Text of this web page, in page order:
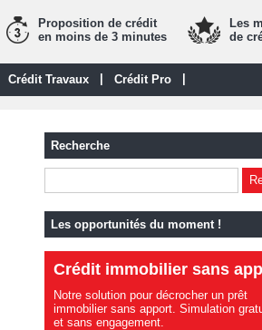
Les
de
Proposition de crédit
en moins de 3 minutes
Crédit Travaux Crédit Pro
Recherche
Les opportunités du moment !
Crédit immobilier sans
Notre solution pour décrocher un prêt
immobilier sans apport. Simulation
et sans engagement.